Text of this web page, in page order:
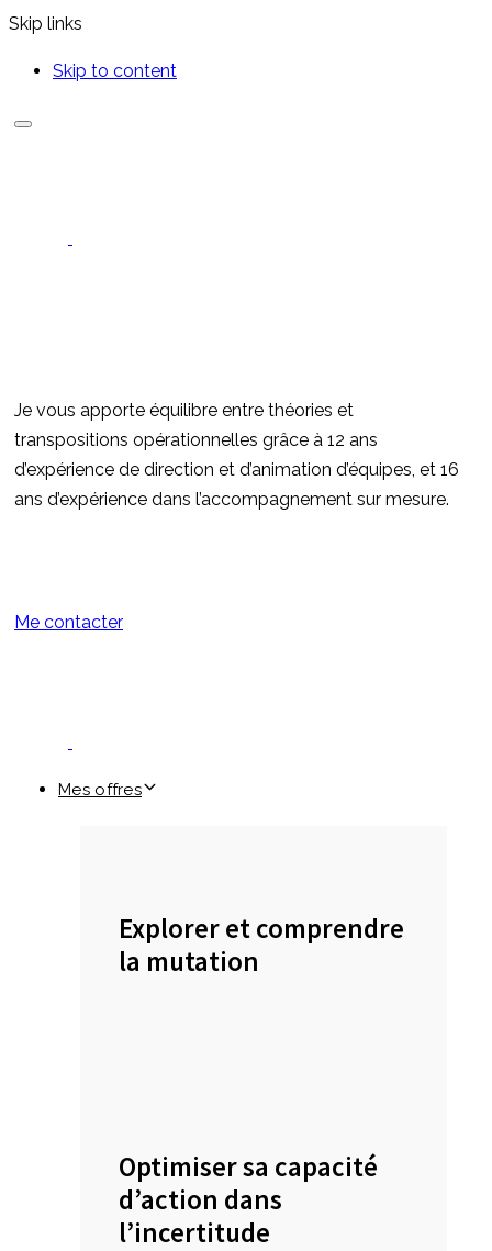
Skip links
Skip to content
Je vous apporte équilibre entre théories et
transpositions opérationnelles grâce à 12 ans
d’expérience de direction et d’animation d’équipes, et 16
ans d’expérience dans l’accompagnement sur mesure.
Me contacter
Mes offres
Explorer et comprendre
la mutation
Optimiser sa capacité
d’action dans
l’incertitude